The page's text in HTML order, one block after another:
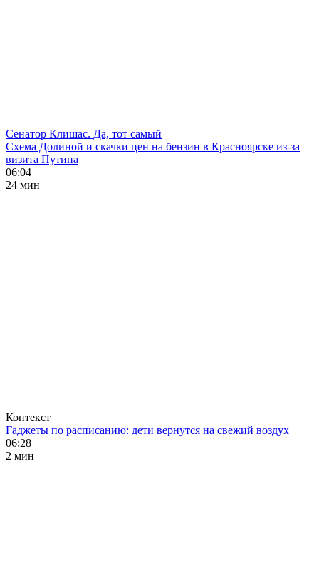
Сенатор Клишас. Да, тот самый
Схема Долиной и скачки цен на бензин в Красноярске из-за
визита Путина
06:04
24 мин
Контекст
Гаджеты по расписанию: дети вернутся на свежий воздух
06:28
2 мин